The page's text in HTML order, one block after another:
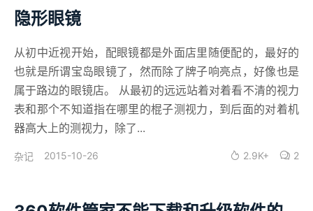
隐形眼镜
从初中近视开始，配眼镜都是外面店里随便配的，最好的
也就是所谓宝岛眼镜了，然而除了牌子响亮点，好像也是
属于路边的眼镜店。 从最初的远远站着对着看不清的视力
表和那个不知道指在哪里的棍子测视力，到后面的对着机
器高大上的测视力，除了...
杂记 2015-10-26 2.9K+ 2